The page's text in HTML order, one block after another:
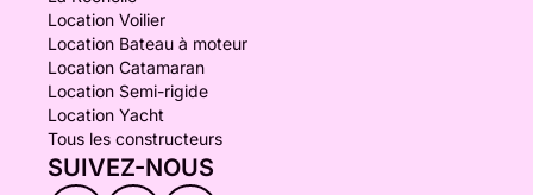
Location Voilier
Location Bateau à moteur
Location Catamaran
Location Semi-rigide
Location Yacht
Tous les constructeurs
SUIVEZ-NOUS